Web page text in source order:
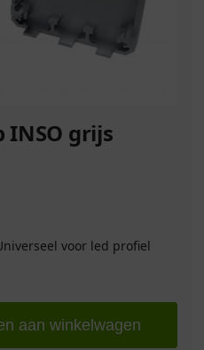
INSO grijs
voor led profiel
aan winkelwagen